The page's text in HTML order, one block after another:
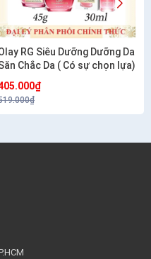
RG Siêu Dưỡng Dưỡng Da
Chắc Da ( Có sự chọn lựa)